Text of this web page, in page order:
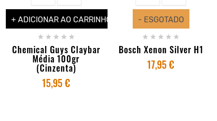
+ ADICIONAR AO CARRINHO
    
Chemical Guys Claybar
Média 100gr
(Cinzenta)
15,95 €
- ESGOTADO
    
Bosch Xenon Silver H1
17,95 €